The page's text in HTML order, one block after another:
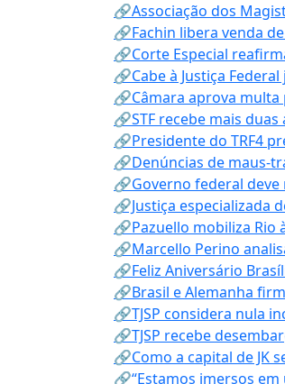
🔗Associação dos
🔗Fachin libera venda
🔗Corte Especial
🔗Cabe à Justiça
🔗Câmara aprova multa
🔗STF recebe mais
🔗Presidente do TRF4
🔗Denúncias de maus-
🔗Governo federal
🔗Justiça especializada
🔗Pazuello mobiliza Rio
🔗Marcello Perino
🔗Feliz Aniversário
🔗Brasil e Alemanha
🔗TJSP considera nula
🔗TJSP recebe
🔗Como a capital de JK
🔗“Estamos imersos